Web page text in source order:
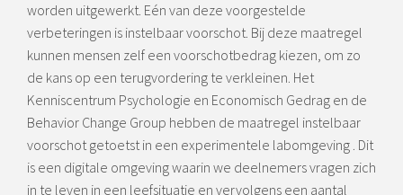
worden uitgewerkt. Eén van deze voorgestelde
verbeteringen is instelbaar voorschot. Bij deze maatregel
kunnen mensen zelf een voorschotbedrag kiezen, om zo
de kans op een terugvordering te verkleinen. Het
Kenniscentrum Psychologie en Economisch Gedrag en de
Behavior Change Group hebben de maatregel instelbaar
voorschot getoetst in een experimentele labomgeving . Dit
is een digitale omgeving waarin we deelnemers vragen zich
in te leven in een leefsituatie en vervolgens een aantal